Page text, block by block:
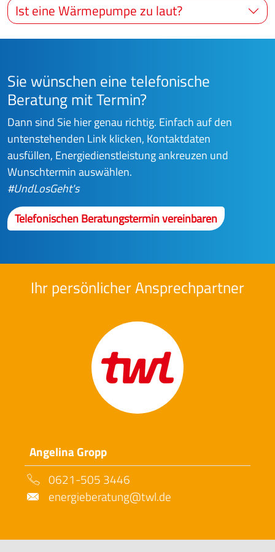
Ist eine Wärmepumpe zu laut?
Sie wünschen eine telefonische
Beratung mit Termin?
Dann sind Sie hier genau richtig. Einfach auf den
untenstehenden Link klicken, Kontaktdaten
ausfüllen, Energiedienstleistung ankreuzen und
Wunschtermin auswählen.
#UndLosGeht's
Telefonischen Beratungstermin vereinbaren
Ihr persönlicher Ansprechpartner
Angelina Gropp
0621-505 3446
energieberatung@twl.de